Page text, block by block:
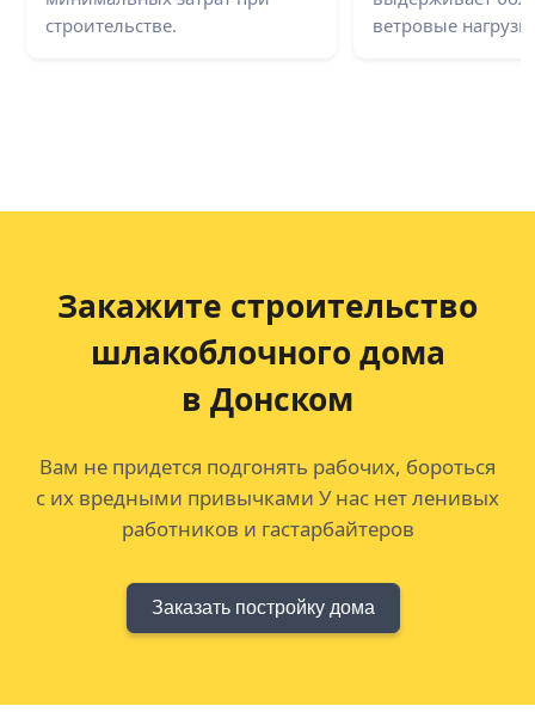
строительстве.
ветровые
Закажите строительство
шлакоблочного дома
в Донском
Вам не придется подгонять рабочих, бороться
с их вредными привычками У нас нет ленивых
работников и гастарбайтеров
Заказать постройку дома